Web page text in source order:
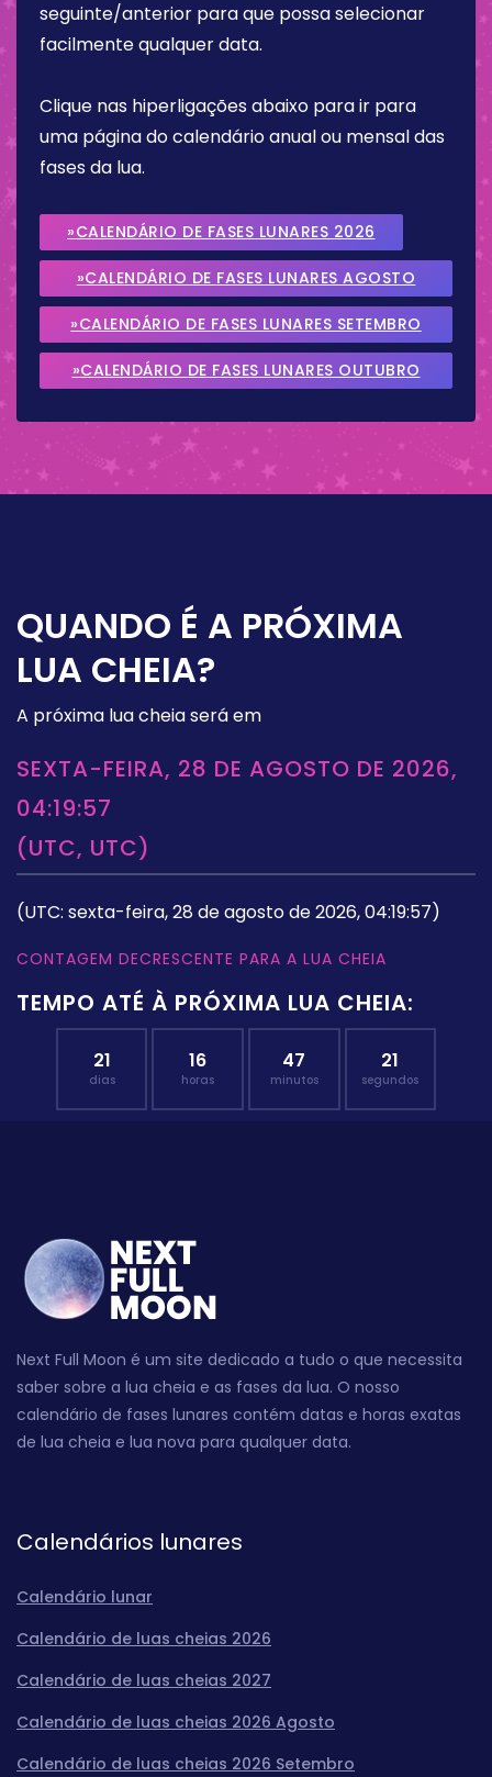
seguinte/anterior para que possa selecionar
facilmente qualquer data.
Clique nas hiperligações abaixo para ir para
uma página do calendário anual ou mensal das
fases da lua.
»CALENDÁRIO DE FASES LUNARES 2026
»CALENDÁRIO DE FASES LUNARES AGOSTO
2026
»CALENDÁRIO DE FASES LUNARES SETEMBRO
2026
»CALENDÁRIO DE FASES LUNARES OUTUBRO
QUANDO É A PRÓXIMA
LUA CHEIA?
A próxima lua cheia será em
SEXTA-FEIRA, 28 DE AGOSTO DE 2026,
04:19:57
(UTC, UTC)
(UTC: sexta-feira, 28 de agosto de 2026, 04:19:57)
CONTAGEM DECRESCENTE PARA A LUA CHEIA
TEMPO ATÉ À PRÓXIMA LUA CHEIA:
21
dias
16
horas
47
minutos
20
segundos
Next Full Moon é um site dedicado a tudo o que necessita
saber sobre a lua cheia e as fases da lua. O nosso
calendário de fases lunares contém datas e horas exatas
de lua cheia e lua nova para qualquer data.
Calendários lunares
Calendário lunar
Calendário de luas cheias 2026
Calendário de luas cheias 2027
Calendário de luas cheias 2026 Agosto
Calendário de luas cheias 2026 Setembro